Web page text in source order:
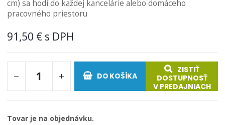
cm) sa hodí do každej kancelárie alebo domáceho
pracovného priestoru
91,50 €
DO KOŠÍKA
ZISTIŤ
DOSTUPNOSŤ
V PREDAJNIACH
Tovar je na objednávku.